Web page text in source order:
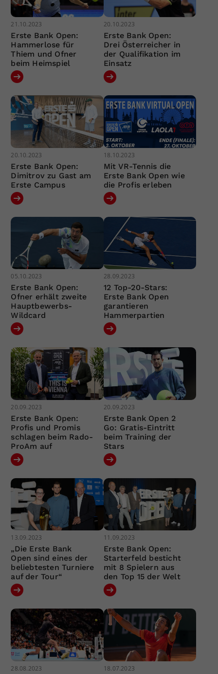
21.10.2023
Erste Bank Open:
Hammerlose für
Thiem und Ofner
beim Heimspiel
20.10.2023
Erste Bank Open:
Drei Österreicher in
der Qualifikation im
Einsatz
20.10.2023
Erste Bank Open:
Dimitrov zu Gast am
Erste Campus
18.10.2023
Mit VR-Tennis die
Erste Bank Open wie
die Profis erleben
05.10.2023
Erste Bank Open:
Ofner erhält zweite
Hauptbewerbs-
Wildcard
28.09.2023
12 Top-20-Stars:
Erste Bank Open
garantieren
Hammerpartien
20.09.2023
Erste Bank Open:
Profis und Promis
schlagen beim Rado-
ProAm auf
20.09.2023
Erste Bank Open 2
Go: Gratis-Eintritt
beim Training der
Stars
13.09.2023
„Die Erste Bank
Open sind eines der
beliebtesten Turniere
auf der Tour“
11.09.2023
Erste Bank Open:
Starterfeld besticht
mit 8 Spielern aus
den Top 15 der Welt
28.08.2023 18.07.2023